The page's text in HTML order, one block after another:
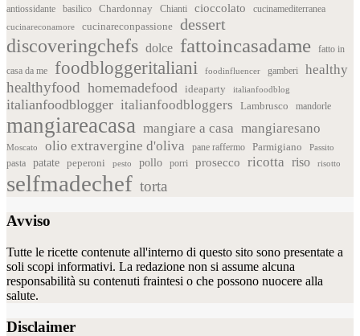
antiossidante basilico Chardonnay Chianti cioccolato cucinamediterranea
cucinareconamore cucinareconpassione dessert
discoveringchefs dolce fattoincasadame
fatto in
casa da me
foodbloggeritaliani foodinfluencer gamberi healthy
healthyfood homemadefood ideaparty italianfoodblog
italianfoodblogger italianfoodbloggers Lambrusco mandorle
mangiareacasa mangiare a casa mangiaresano
Moscato olio extravergine d'oliva pane raffermo Parmigiano Passito
pasta patate peperoni pesto pollo porri prosecco ricotta riso risotto
selfmadechef torta
Avviso
Tutte le ricette contenute all'interno di questo sito sono presentate a
soli scopi informativi. La redazione non si assume alcuna
responsabilità su contenuti fraintesi o che possono nuocere alla
salute.
Disclaimer